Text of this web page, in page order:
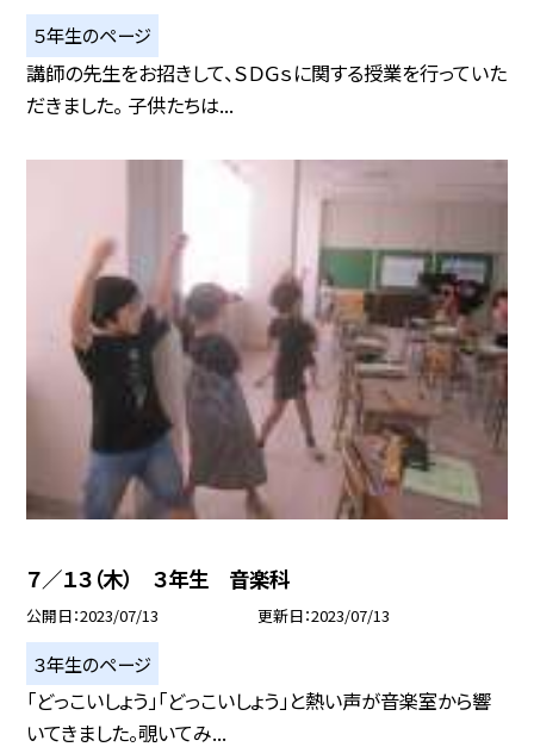
５年生のページ
講師の先生をお招きして、ＳＤＧｓに関する授業を行っていた
だきました。 子供たちは...
７／１３（木） ３年生 音楽科
公開日 2023/07/13 更新日 2023/07/13
３年生のページ
「どっこいしょう」「どっこいしょう」と熱い声が音楽室から響
いてきました。覗いてみ...